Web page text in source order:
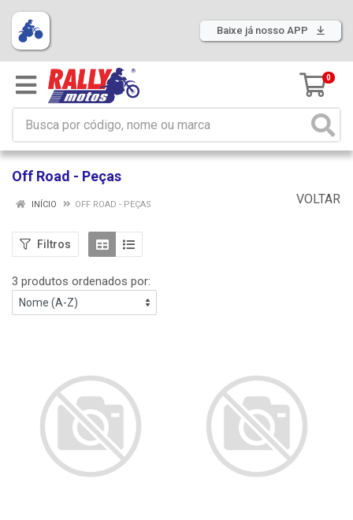
Baixe já nosso APP
0
Off Road - Peças
VOLTAR
INÍCIO OFF ROAD - PEÇAS
Filtros
3 produtos ordenados por: